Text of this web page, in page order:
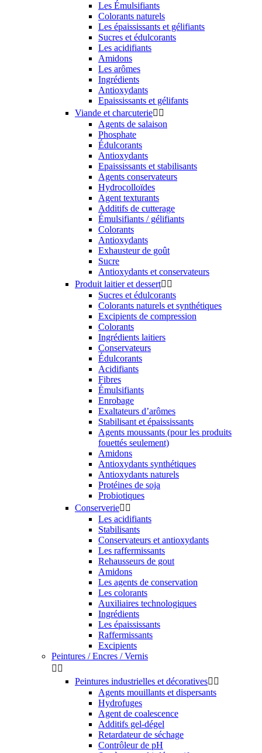
Les Émulsifiants
Colorants naturels
Les épaississants et gélifiants
Sucres et édulcorants
Les acidifiants
Amidons
Les arômes
Ingrédients
Antioxydants
Epaississants et gélifants
Viande et charcuterie 
Agents de salaison
Phosphate
Édulcorants
Antioxydants
Epaississants et stabilisants
Agents conservateurs
Hydrocolloïdes
Agent texturants
Additifs de cutterage
Émulsifiants / gélifiants
Colorants
Antioxydants
Exhausteur de goût
Sucre
Antioxydants et conservateurs
Produit laitier et dessert 
Sucres et édulcorants
Colorants naturels et synthétiques
Excipients de compression
Colorants
Ingrédients laitiers
Conservateurs
Édulcorants
Acidifiants
Fibres
Émulsifiants
Enrobage
Exaltateurs d’arômes
Stabilisant et épaississants
Agents moussants (pour les produits
fouettés seulement)
Amidons
Antioxydants synthétiques
Antioxydants naturels
Protéines de soja
Probiotiques
Conserverie 
Les acidifiants
Stabilisants
Conservateurs et antioxydants
Les raffermissants
Rehausseurs de gout
Amidons
Les agents de conservation
Les colorants
Auxiliaires technologiques
Ingrédients
Les épaississants
Raffermissants
Excipients
Peintures / Encres / Vernis
 
Peintures industrielles et décoratives 
Agents mouillants et dispersants
Hydrofuges
Agent de coalescence
Additifs gel-dégel
Retardateur de séchage
Contrôleur de pH